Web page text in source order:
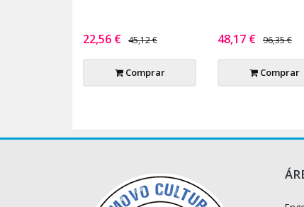
22,56 € 45,12 €
Comprar
48,17 € 96,35 €
Comprar